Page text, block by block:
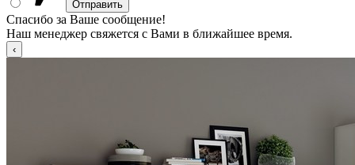
Спасибо за Ваше сообщение!
Наш менеджер свяжется с Вами в ближайшее время.